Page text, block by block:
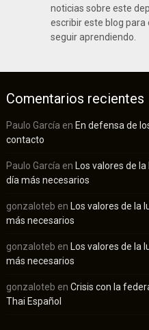
noticias sobre este
escribir este blog
seguir aprendiendo.
Comentarios recientes
Paulo García en En defensa de
contacto
Paulo García en Los valores de
día más necesarios
gonzaloteb en Los valores de la
más necesarios
gonzaloteb en Los valores de la
más necesarios
gonzaloteb en Crisis con la
Thai Español